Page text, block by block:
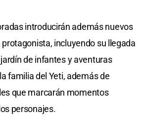
introducirán además nuevos
incluyendo su llegada
de infantes y aventuras
familia del Yeti, además de
que marcarán momentos
personajes.